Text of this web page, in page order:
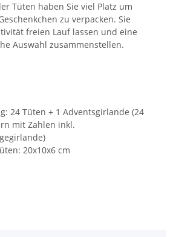
Tüten haben Sie viel Platz um
zu verpacken. Sie
freien Lauf lassen und eine
Auswahl zusammenstellen.
24 Tüten + 1 Adventsgirlande (24
mit Zahlen inkl.
20x10x6 cm